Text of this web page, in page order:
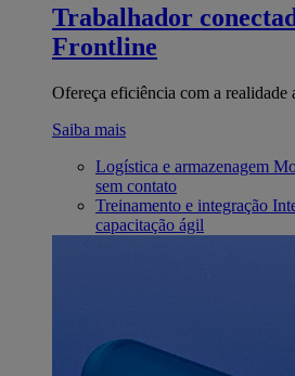
Trabalhador
Frontline
Ofereça eficiência com a realidade
Saiba mais
Logística e armazenagem
sem contato
Treinamento e integração
capacitação ágil